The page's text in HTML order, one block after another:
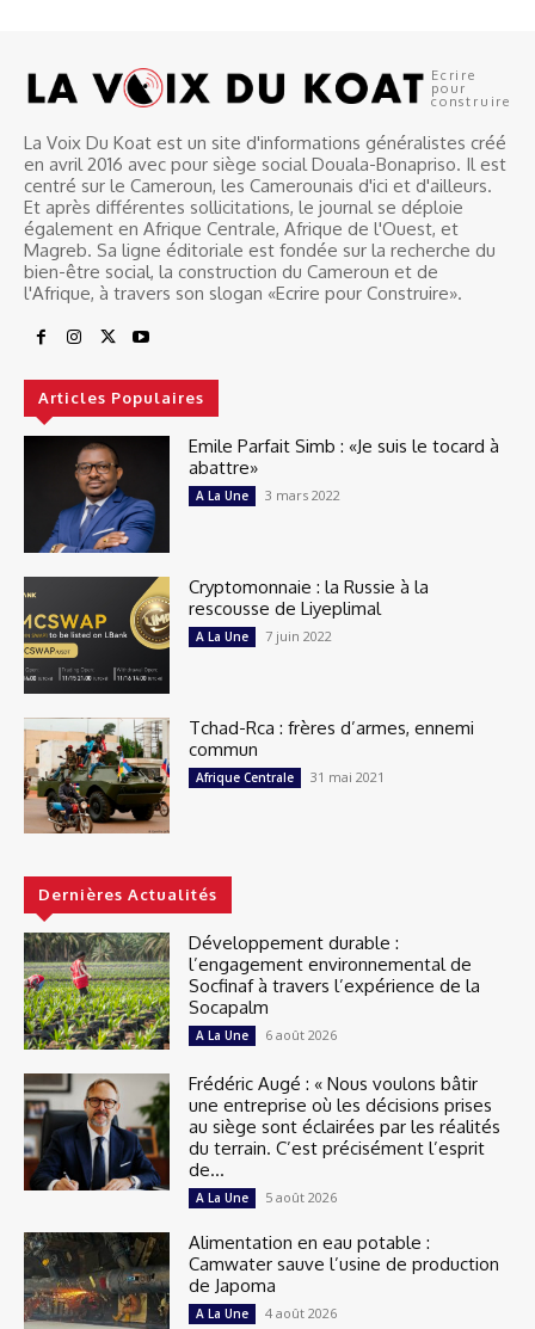
Ecrire
pour
construire
La Voix Du Koat est un site d'informations généralistes créé
en avril 2016 avec pour siège social Douala-Bonapriso. Il est
centré sur le Cameroun, les Camerounais d'ici et d'ailleurs.
Et après différentes sollicitations, le journal se déploie
également en Afrique Centrale, Afrique de l'Ouest, et
Magreb. Sa ligne éditoriale est fondée sur la recherche du
bien-être social, la construction du Cameroun et de
l'Afrique, à travers son slogan «Ecrire pour Construire».
Articles Populaires
Emile Parfait Simb : «Je suis le tocard à
abattre»
A La Une 3 mars 2022
Cryptomonnaie : la Russie à la
rescousse de Liyeplimal
A La Une 7 juin 2022
Tchad-Rca : frères d’armes, ennemi
commun
Afrique Centrale 31 mai 2021
Dernières Actualités
Développement durable :
l’engagement environnemental de
Socfinaf à travers l’expérience de la
Socapalm
A La Une 6 août 2026
Frédéric Augé : « Nous voulons bâtir
une entreprise où les décisions prises
au siège sont éclairées par les réalités
du terrain. C’est précisément l’esprit
de...
A La Une 5 août 2026
Alimentation en eau potable :
Camwater sauve l’usine de production
de Japoma
A La Une 4 août 2026